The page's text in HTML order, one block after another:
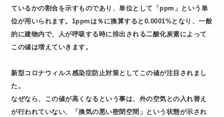
ているかの割合を示すものであり、単位として「ppm」という単
位が用いられます。1ppmは％に換算すると0.0001%となり、一般
的に建物内で、人が呼吸する時に排出される二酸化炭素によって
この値は増えていきます。
新型コロナウィルス感染症防止対策としてこの値が注目されまし
た。
なぜなら、この値が高くなるという事は、外の空気との入れ替え
が行われていない、「換気の悪い密閉空間」という状態が示され